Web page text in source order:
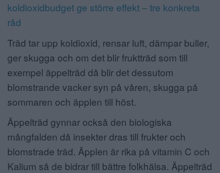
koldioxidbudget ge större effekt – tre konkreta
råd
Träd tar upp koldioxid, rensar luft, dämpar buller,
ger skugga och om det blir fruktträd som till
exempel äppelträd då blir det dessutom
blomstrande vacker syn på våren, skugga på
sommaren och äpplen till höst.
Äppelträd gynnar också den biologiska
mångfalden då insekter dras till frukter och
blomstrade träd. Äpplen är rika på vitamin C och
Kalium så de bidrar till bättre folkhälsa. Äppelträd